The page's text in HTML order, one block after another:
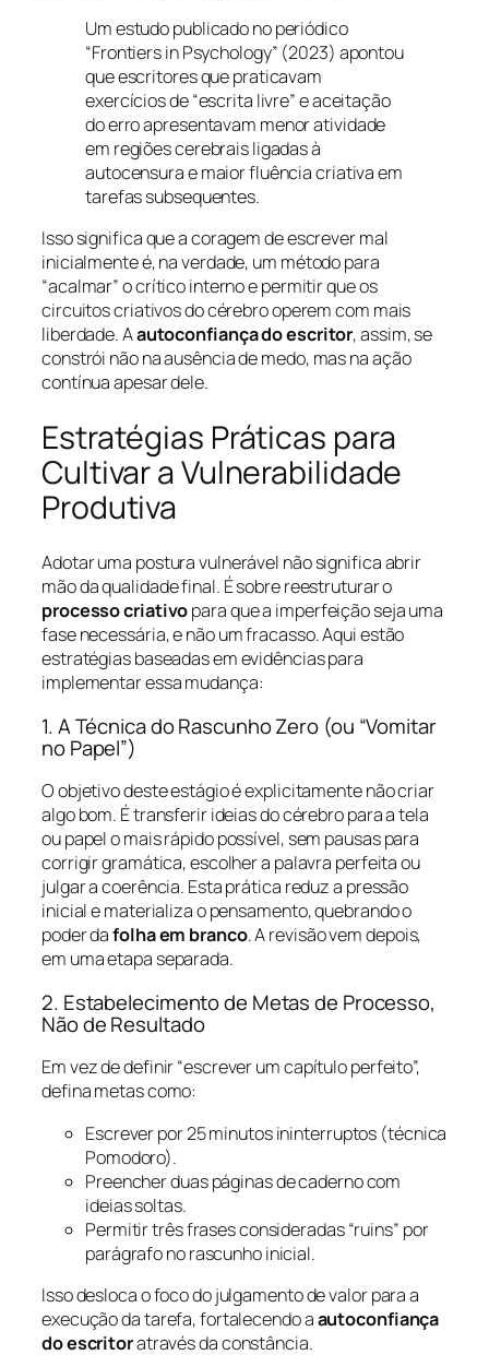
Um estudo publicado no periódico
“Frontiers in Psychology” (2023) apontou
que escritores que praticavam
exercícios de “escrita livre” e aceitação
do erro apresentavam menor atividade
em regiões cerebrais ligadas à
autocensura e maior fluência criativa em
tarefas subsequentes.
Isso significa que a coragem de escrever mal
inicialmente é, na verdade, um método para
“acalmar” o crítico interno e permitir que os
circuitos criativos do cérebro operem com mais
liberdade. Aautoconfiança do escritor, assim, se
constrói não na ausência de medo, mas na ação
contínua apesar dele.
Estratégias Práticas para
Cultivar a Vulnerabilidade
Produtiva
Adotar uma postura vulnerável não significa abrir
mão da qualidade final. É sobre reestruturar o
processo criativopara que a imperfeição seja uma
fase necessária, e não um fracasso. Aqui estão
estratégias baseadas em evidências para
implementar essa mudança:
1. A Técnica do Rascunho Zero (ou “Vomitar
no Papel”)
O objetivo deste estágio é explicitamente não criar
algo bom. É transferir ideias do cérebro para a tela
ou papel o mais rápido possível, sem pausas para
corrigir gramática, escolher a palavra perfeita ou
julgar a coerência. Esta prática reduz a pressão
inicial e materializa o pensamento, quebrando o
poder dafolha em branco. A revisão vem depois,
em uma etapa separada.
2. Estabelecimento de Metas de Processo,
Não de Resultado
Em vez de definir “escrever um capítulo perfeito”,
defina metas como:
Escrever por 25 minutos ininterruptos (técnica
Pomodoro).
Preencher duas páginas de caderno com
ideias soltas.
Permitir três frases consideradas “ruins” por
parágrafo no rascunho inicial.
Isso desloca o foco do julgamento de valor para a
execução da tarefa, fortalecendo aautoconfiança
do escritoratravés da constância.